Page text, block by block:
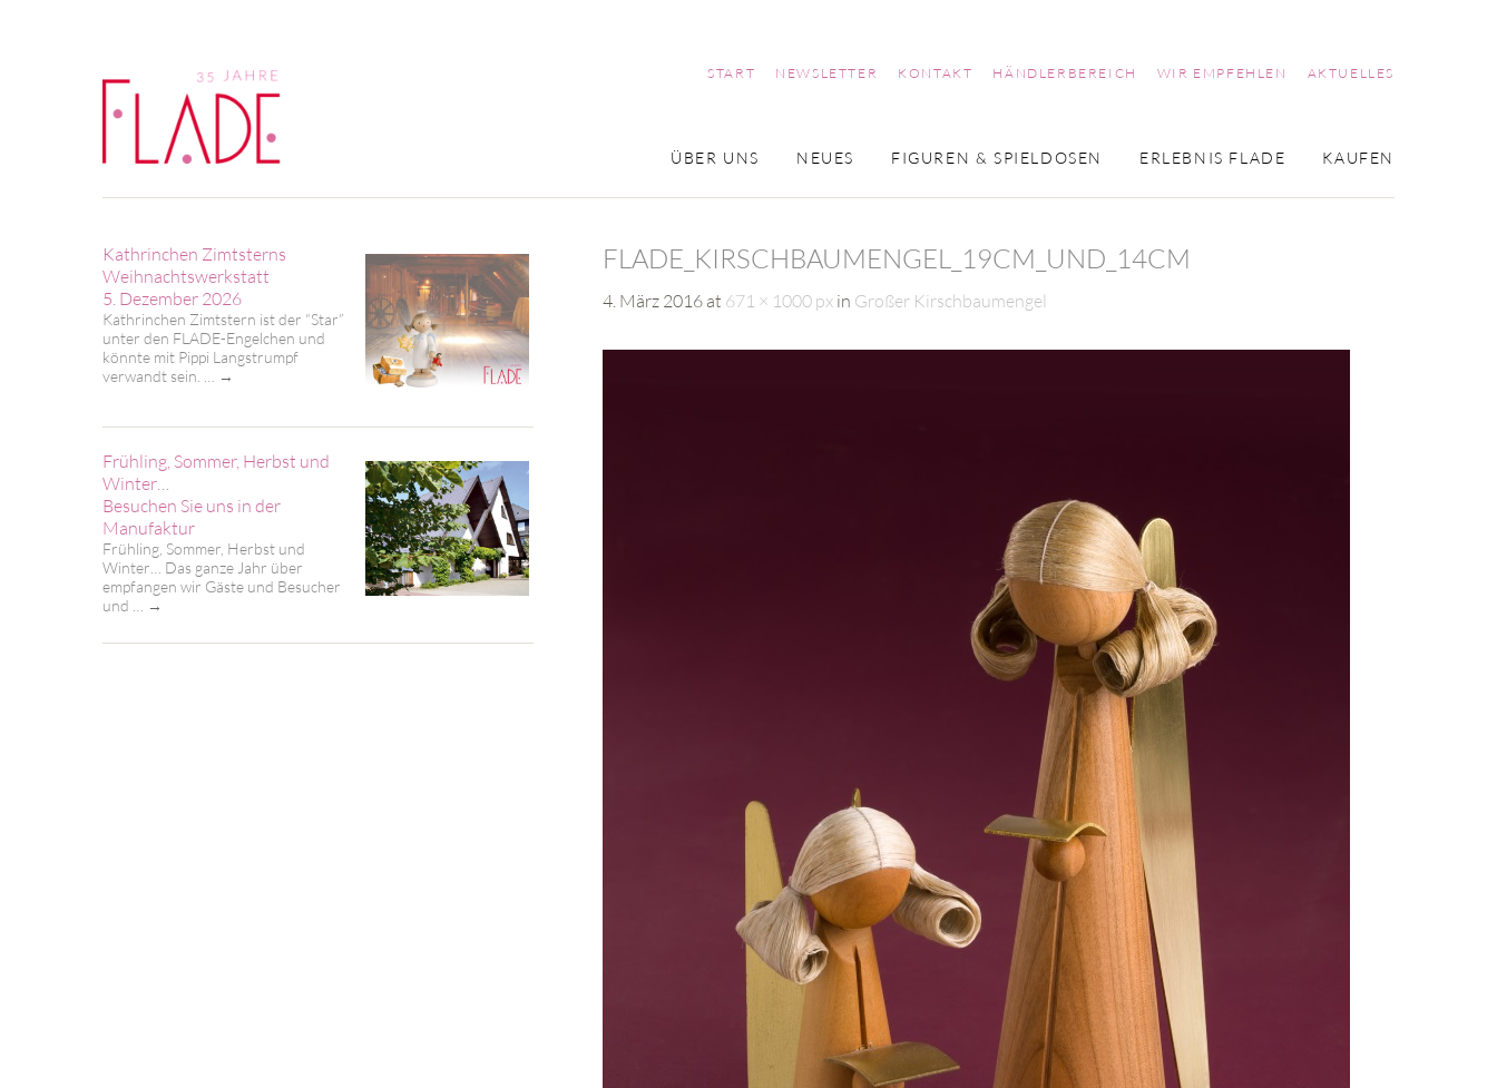
ÜBER UNS NEUES FIGUREN & SPIELDOSEN ERLEBNIS FLADE KAUFEN
START NEWSLETTER KONTAKT HÄNDLERBEREICH WIR EMPFEHLEN AKTUELLES
FLADE_KIRSCHBAUMENGEL_19CM_UND_14CM
4. März 2016 at 671 × 1000 px in Großer Kirschbaumengel
Kathrinchen Zimtsterns
Weihnachtswerkstatt
5. Dezember 2026
Kathrinchen Zimtstern ist der “Star”
unter den FLADE-Engelchen und
könnte mit Pippi Langstrumpf
verwandt sein. …
→
Frühling, Sommer, Herbst und
Winter…
Besuchen Sie uns in der
Manufaktur
Frühling, Sommer, Herbst und
Winter… Das ganze Jahr über
empfangen wir Gäste und Besucher
und …
→